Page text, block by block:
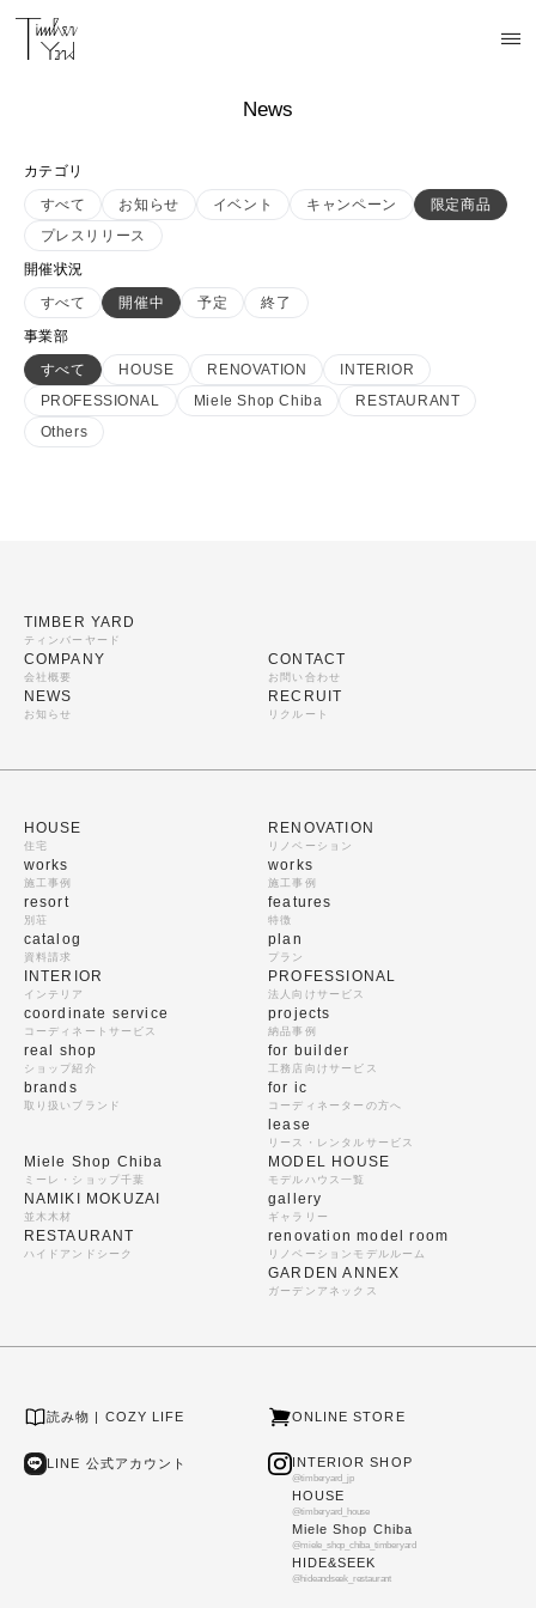
News
カテゴリ
すべて
お知らせ イベント キャンペーン
限定商品
プレスリリース
開催状況
すべて
開催中 予定
終了
事業部
すべて
HOUSE RENOVATION
INTERIOR
PROFESSIONAL
Miele Shop Chiba
RESTAURANT
Others
TIMBER YARD
ティンバーヤード
COMPANY
会社概要
NEWS
お知らせ
CONTACT
お問い合わせ
RECRUIT
リクルート
HOUSE
住宅
works
施工事例
resort
別荘
catalog
資料請求
RENOVATION
リノベーション
works
施工事例
features
特徴
plan
プラン
INTERIOR
インテリア
coordinate service
コーディネートサービス
real shop
ショップ紹介
brands
取り扱いブランド
PROFESSIONAL
法人向けサービス
projects
納品事例
for builder
工務店向けサービス
for ic
コーディネーターの方へ
lease
リース・レンタルサービス
Miele Shop Chiba
ミーレ・ショップ千葉
NAMIKI MOKUZAI
並木木材
RESTAURANT
ハイドアンドシーク
MODEL HOUSE
モデルハウス一覧
gallery
ギャラリー
renovation model room
リノベーションモデルルーム
GARDEN ANNEX
ガーデンアネックス
読み物 | COZY LIFE ONLINE STORE
LINE 公式アカウント INTERIOR SHOP
@timberyard_jp
HOUSE
@timberyard_house
Miele Shop Chiba
@miele_shop_chiba_timberyard
HIDE&SEEK
@hideandseek_restaurant